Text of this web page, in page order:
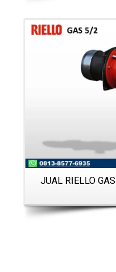
JUAL RIELLO